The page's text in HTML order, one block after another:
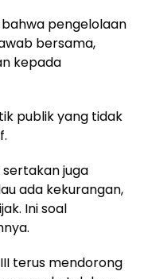
pengelolaan
bersama,
kepada
publik yang tidak
juga
ada kekurangan,
Ini soal
terus mendorong